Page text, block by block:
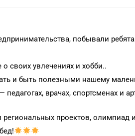
побывали
своих увлечениях и хобби..
и быть полезными нашему
врачах, спортсменах и
проектов, олимпиад